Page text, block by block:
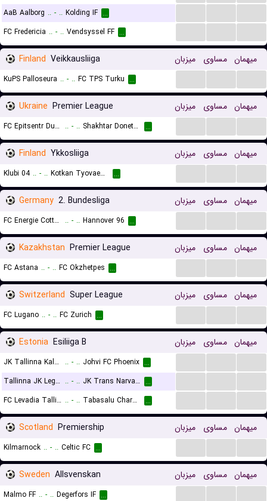
AaB Aalborg .. - .. Kolding IF ...
FC Fredericia .. - .. Vendsyssel FF ...
Finland Veikkausliiga میزبان مساوی میهمان
KuPS Palloseura .. - .. FC TPS Turku ...
Ukraine Premier League میزبان مساوی میهمان
FC Epitsentr Dunayivtsi .. - .. Shakhtar Donetsk ...
Finland Ykkosliiga میزبان مساوی میهمان
Klubi 04 .. - .. Kotkan Tyovaen Palloilijat (KTP) ...
Germany 2. Bundesliga میزبان مساوی میهمان
FC Energie Cottbus .. - .. Hannover 96 ...
Kazakhstan Premier League میزبان مساوی میهمان
FC Astana .. - .. FC Okzhetpes ...
Switzerland Super League میزبان مساوی میهمان
FC Lugano .. - .. FC Zurich ...
Estonia Esiliiga B میزبان مساوی میهمان
JK Tallinna Kalev II .. - .. Johvi FC Phoenix ...
Tallinna JK Legion .. - .. JK Trans Narva II ...
FC Levadia Tallinn III .. - .. Tabasalu Charma ...
Scotland Premiership میزبان مساوی میهمان
Kilmarnock .. - .. Celtic FC ...
Sweden Allsvenskan میزبان مساوی میهمان
Malmo FF .. - .. Degerfors IF ...